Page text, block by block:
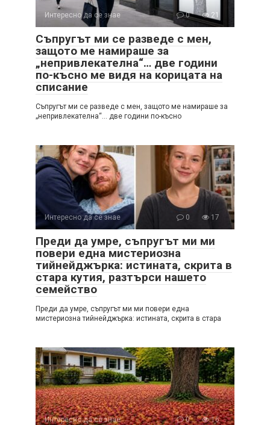
Интересно да се знае 0 21
Съпругът ми се разведе с мен,
защото ме намираше за
„непривлекателна“… две години
по-късно ме видя на корицата на
списание
Съпругът ми се разведе с мен, защото ме намираше за
„непривлекателна“… две години по-късно
Интересно да се знае 0 17
Преди да умре, съпругът ми ми
повери една мистериозна
тийнейджърка: истината, скрита в
стара кутия, разтърси нашето
семейство
Преди да умре, съпругът ми ми повери една
мистериозна тийнейджърка: истината, скрита в стара
Интересно да се знае 0 16